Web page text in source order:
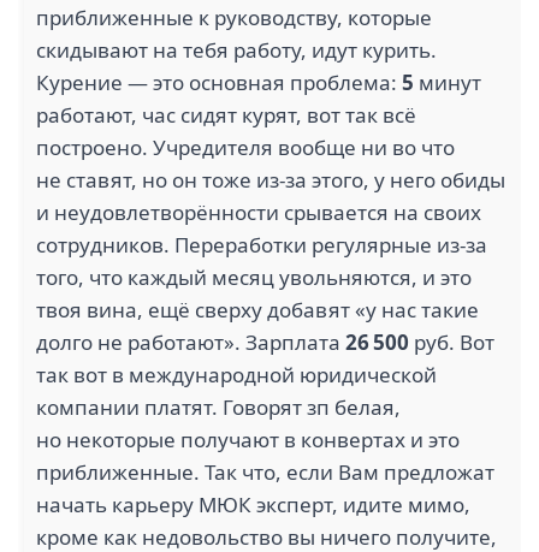
приближенные к руководству, которые
скидывают на тебя работу, идут курить.
Курение — это основная проблема: 5 минут
работают, час сидят курят, вот так всё
построено. Учредителя вообще ни во что
не ставят, но он тоже из-за этого, у него обиды
и неудовлетворённости срывается на своих
сотрудников. Переработки регулярные из-за
того, что каждый месяц увольняются, и это
твоя вина, ещё сверху добавят «у нас такие
долго не работают». Зарплата 26 500 руб. Вот
так вот в международной юридической
компании платят. Говорят зп белая,
но некоторые получают в конвертах и это
приближенные. Так что, если Вам предложат
начать карьеру МЮК эксперт, идите мимо,
кроме как недовольство вы ничего получите,